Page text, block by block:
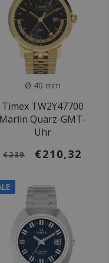
Ø 40 mm
Timex TW2Y47700
Marlin Quarz-GMT-
Uhr
€239 €210,32